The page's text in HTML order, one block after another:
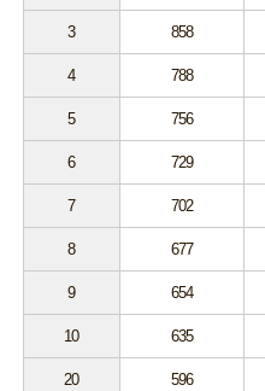
3 858
4 788
5 756
6 729
7 702
8 677
9 654
10 635
20 596